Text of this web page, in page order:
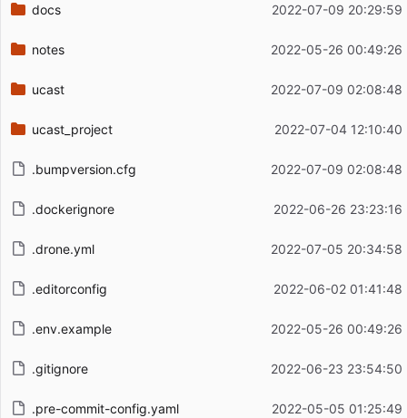
docs 2022-07-09 20:29:59
notes 2022-05-26 00:49:26
ucast 2022-07-09 02:08:48
ucast_project 2022-07-04 12:10:40
.bumpversion.cfg 2022-07-09 02:08:48
.dockerignore 2022-06-26 23:23:16
.drone.yml 2022-07-05 20:34:58
.editorconfig 2022-06-02 01:41:48
.env.example 2022-05-26 00:49:26
.gitignore 2022-06-23 23:54:50
.pre-commit-config.yaml 2022-05-05 01:25:49